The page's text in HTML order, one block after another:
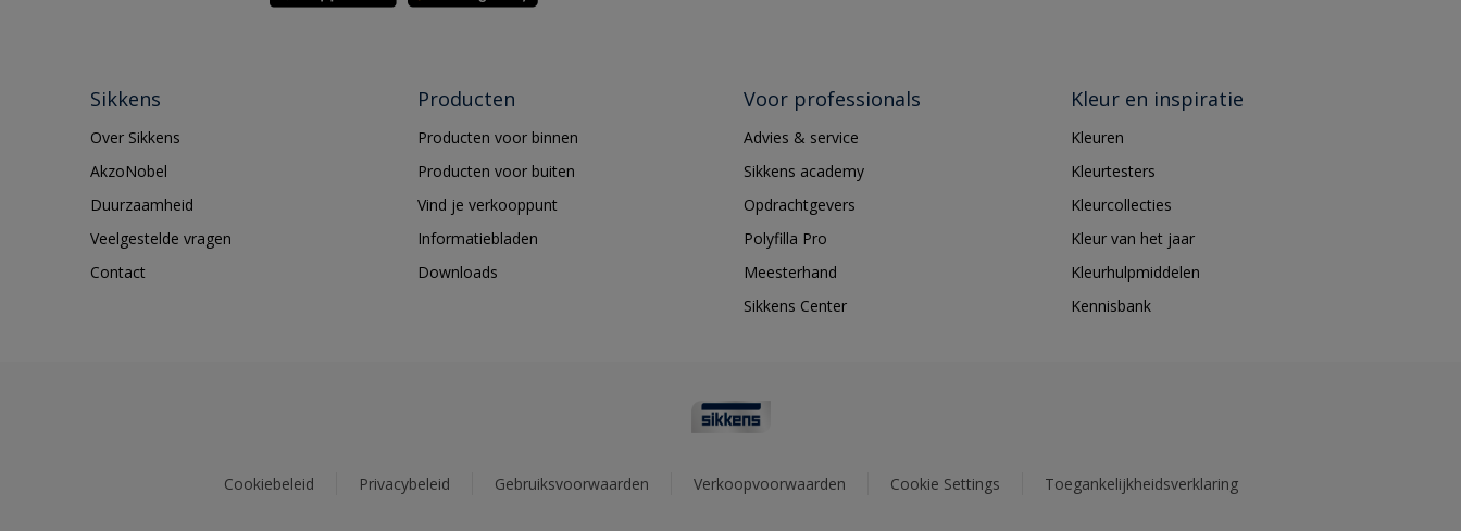
Sikkens
Over Sikkens
AkzoNobel
Duurzaamheid
Veelgestelde vragen
Contact
Producten
Producten voor binnen
Producten voor buiten
Vind je verkooppunt
Informatiebladen
Downloads
Voor professionals
Advies & service
Sikkens academy
Opdrachtgevers
Polyfilla Pro
Meesterhand
Sikkens Center
Kleur en inspiratie
Kleuren
Kleurtesters
Kleurcollecties
Kleur van het jaar
Kleurhulpmiddelen
Kennisbank
Cookiebeleid Privacybeleid Gebruiksvoorwaarden Verkoopvoorwaarden Cookie Settings Toegankelijkheidsverklaring